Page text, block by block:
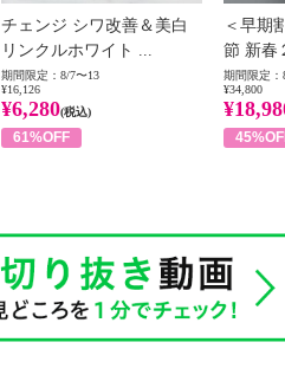
チェンジ シワ改善＆美白
リンクルホワイト ...
期間限定：8/7〜13
¥16,126
¥6,280(税込)
61%OFF
＜早期
節 新春
期間限定：
¥34,800